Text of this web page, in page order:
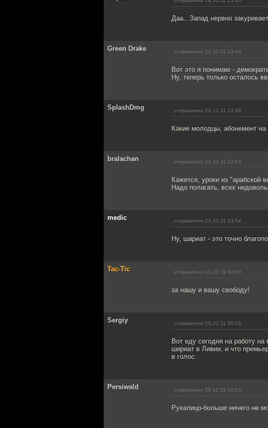
Даа.. Запад нервно
Green Drake отправлено 24.10.11 23:49
Вот это я понимаю -
Ну, теперь только осталось
SplashDmg отправлено 24.10.11 23:49
Какие молодцы, абонемент
bralachan отправлено 24.10.11 23:53
Кажется, уроки из "арабской
Надо полагать, всех
medic отправлено 24.10.11 23:54
Ну, шариат - это точно
Tac-Tic отправлено 25.10.11 00:03
за нашу и вашу свободу!
Sergiy отправлено 25.10.11 00:05
Вот еду сегодня на работу
шириат в Ливии, и что
в голос.
Persiwald отправлено 25.10.11 00:05
Рукалицо-больше ничего не